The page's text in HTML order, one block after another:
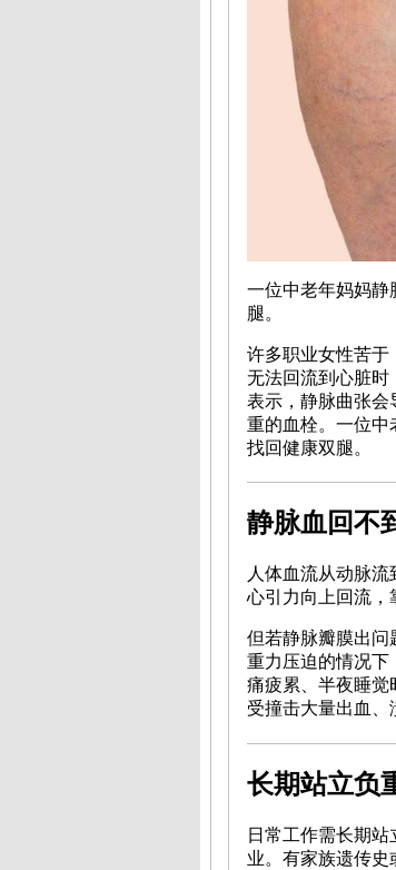
一位中老年妈妈静
腿。
许多职业女性苦于
无法回流到心脏时
表示，静脉曲张会
重的血栓。一位中
找回健康双腿。
静脉血回不
人体血流从动脉
心引力向上回流，
但若静脉瓣膜出问
重力压迫的情况下
痛疲累、半夜睡觉
受撞击大量出血、
长期站立负
日常工作需长期
业。有家族遗传